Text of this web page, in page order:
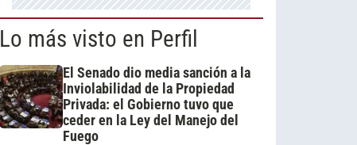
Lo más visto en Perfil
El Senado dio media sanción a la
Inviolabilidad de la Propiedad
Privada: el Gobierno tuvo que
ceder en la Ley del Manejo del
Fuego